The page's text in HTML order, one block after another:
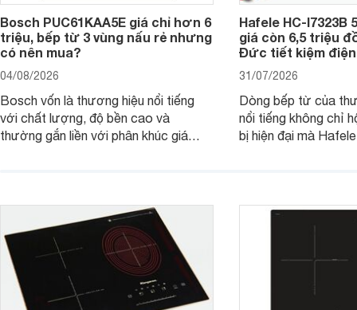
Bosch PUC61KAA5E giá chỉ hơn 6
triệu, bếp từ 3 vùng nấu rẻ nhưng
có nên mua?
04/08/2026
Bosch vốn là thương hiệu nổi tiếng
với chất lượng, độ bền cao và
thường gắn liền với phân khúc giá
đơn vị phân phối với mức giá khá dễ
tiếp cận, thu hút sự quan tâm của
nhiều người tiêu dùng.
Hafele HC-I7323B
giá còn 6,5 triệu
Đức tiết kiệm
31/07/2026
Dòng bếp từ của
nổi tiếng không chỉ
bị hiện đại mà
gia đình.